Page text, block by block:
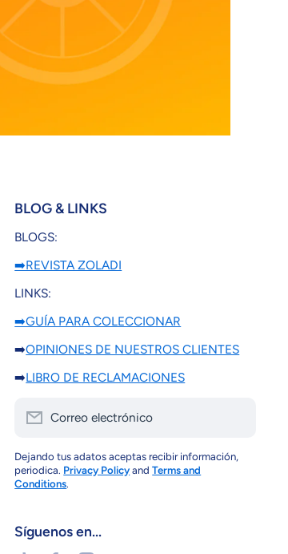
BLOG & LINKS
BLOGS:
➡️REVISTA ZOLADI
LINKS:
➡️GUÍA PARA COLECCIONAR
➡️OPINIONES DE NUESTROS CLIENTES
➡️LIBRO DE RECLAMACIONES
Correo electrónico
Dejando tus adatos aceptas recibir información,
periodica. Privacy PolicyandTerms and
Conditions.
Síguenos en...